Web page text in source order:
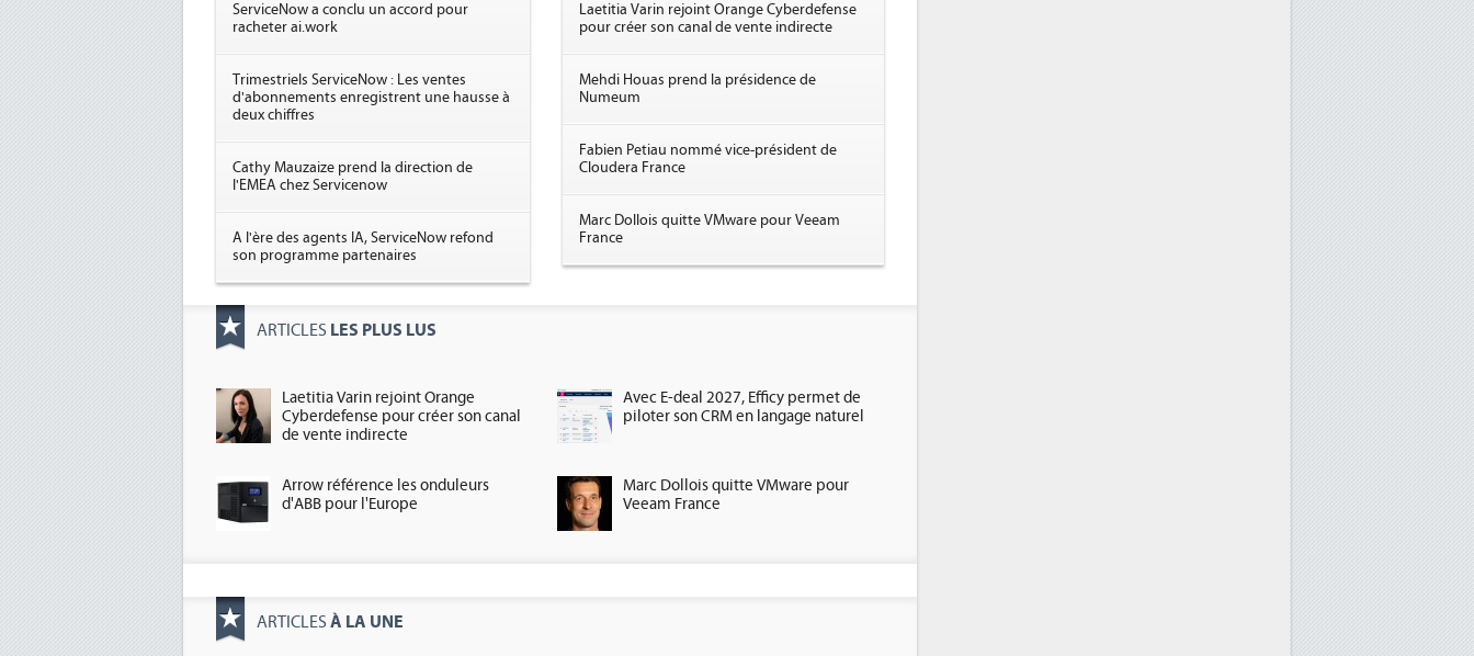
ServiceNow a conclu un accord pour
racheter ai.work
Trimestriels ServiceNow : Les ventes
d'abonnements enregistrent une hausse à
deux chiffres
Cathy Mauzaize prend la direction de
l'EMEA chez Servicenow
A l'ère des agents IA, ServiceNow refond
son programme partenaires
Laetitia Varin rejoint Orange Cyberdefense
pour créer son canal de vente indirecte
Mehdi Houas prend la présidence de
Numeum
Fabien Petiau nommé vice-président de
Cloudera France
Marc Dollois quitte VMware pour Veeam
France
ARTICLES LES PLUS LUS
Laetitia Varin rejoint Orange
Cyberdefense pour créer son canal
de vente indirecte
Avec E-deal 2027, Efficy permet de
piloter son CRM en langage naturel
Arrow référence les onduleurs
d'ABB pour l'Europe
Marc Dollois quitte VMware pour
Veeam France
ARTICLES À LA UNE